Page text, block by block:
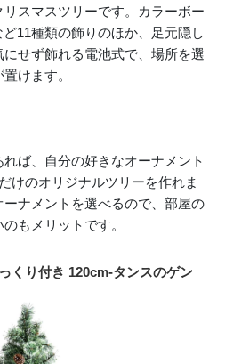
スマスツリーです。カラーボー
11種類の飾りのほか、足元隠し
せず飾れる電池式で、場所を選
けます。
ば、自分の好きなオーナメント
けのオリジナルツリーを作れま
ナメントを選べるので、部屋の
もメリットです。
くり付き 120cm-タンスのゲン